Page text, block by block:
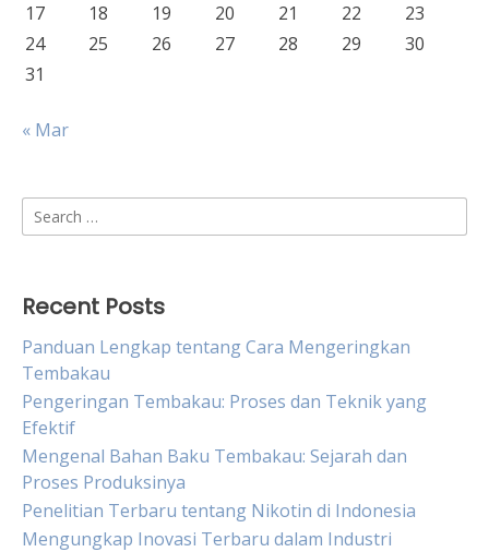
17
18 19 20 21 22
23
24
25 26 27 28 29
30
31
« Mar
Search
for:
Recent Posts
Panduan Lengkap tentang Cara Mengeringkan
Tembakau
Pengeringan Tembakau: Proses dan Teknik yang
Efektif
Mengenal Bahan Baku Tembakau: Sejarah dan
Proses Produksinya
Penelitian Terbaru tentang Nikotin di Indonesia
Mengungkap Inovasi Terbaru dalam Industri